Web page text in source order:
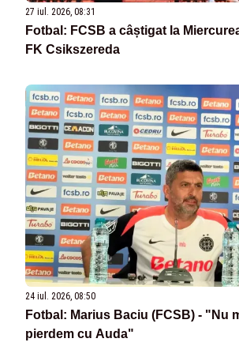
27 iul. 2026, 08:31
Fotbal: FCSB a câștigat la
FK Csikszereda
24 iul. 2026, 08:50
Fotbal: Marius Baciu (FCSB) - "Nu
pierdem cu Auda"